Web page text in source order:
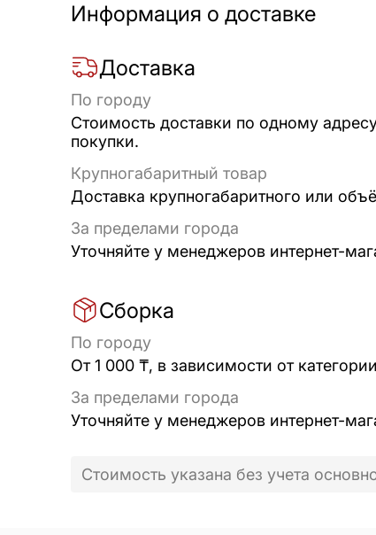
Информация о доставке
Доставка
По городу
Стоимость доставки по одному
покупки.
Крупногабаритный товар
Доставка крупногабаритного или
За пределами города
Уточняйте у менеджеров интернет-
Сборка
По городу
От 1 000 ₸, в зависимости от
За пределами города
Уточняйте у менеджеров интернет-
Стоимость указана без учета